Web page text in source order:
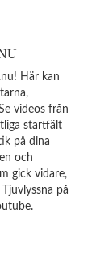
Här kan
videos från
startfält
på dina
och
gick vidare,
på